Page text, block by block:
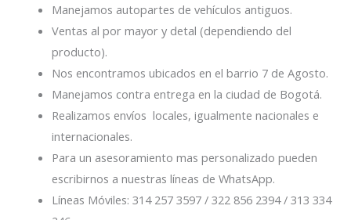
Manejamos autopartes de vehículos antiguos.
Ventas al por mayor y detal (dependiendo del
producto).
Nos encontramos ubicados en el barrio 7 de Agosto.
Manejamos contra entrega en la ciudad de Bogotá.
Realizamos envíos locales, igualmente nacionales e
internacionales.
Para un asesoramiento mas personalizado pueden
escribirnos a nuestras líneas de WhatsApp.
Líneas Móviles: 314 257 3597 / 322 856 2394 / 313 334